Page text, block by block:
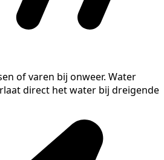
of varen bij onweer. Water
direct het water bij dreigende